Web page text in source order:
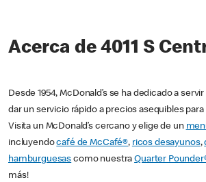
Acerca de 4011 S
Desde 1954, McDonald’s se ha dedicado a
dar un servicio rápido a precios asequibles
Visita un McDonald’s cercano y elige de un
incluyendocafé de McCafé®, ricos desayunos,
hamburguesas como nuestraQuarter
más!